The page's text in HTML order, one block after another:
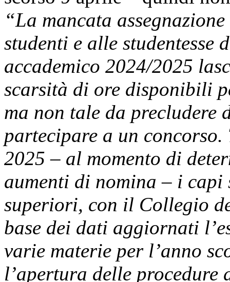
“La mancata
studenti e alle studentesse
accademico 2024/2025
scarsità di ore disponibili
ma non tale da
partecipare a un
2025 – al momento di
aumenti di nomina – i capi
superiori, con il Collegio
base dei dati aggiornati
varie materie per l’anno
l’apertura delle procedure